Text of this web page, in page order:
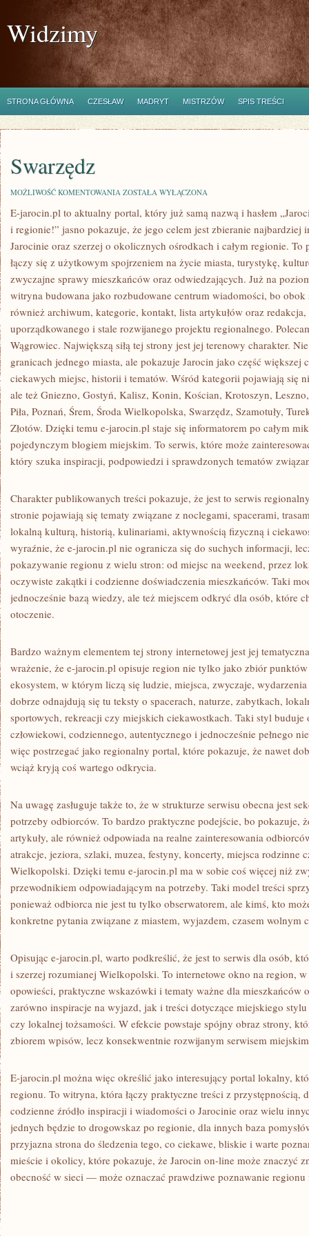
Widzimy
STRONA GŁÓWNA CZESŁAW MADRYT MISTRZÓW SPIS TREŚCI
Swarzędz
MOŻLIWOŚĆ KOMENTOWANIA SWARZĘDZ
ZOSTAŁA WYŁĄCZONA
E-jarocin.pl to aktualny portal, który już samą nazwą i hasłem
i regionie!” jasno pokazuje, że jego celem jest zbieranie najbardziej
Jarocinie oraz szerzej o okolicznych ośrodkach i całym regionie.
łączy się z użytkowym spojrzeniem na życie miasta, turystykę,
zwyczajne sprawy mieszkańców oraz odwiedzających. Już na
witryna budowana jako rozbudowane centrum wiadomości, bo obok
również archiwum, kategorie, kontakt, lista artykułów oraz
uporządkowanego i stale rozwijanego projektu regionalnego.
Wągrowiec. Największą siłą tej strony jest jej terenowy charakter.
granicach jednego miasta, ale pokazuje Jarocin jako część większej
ciekawych miejsc, historii i tematów. Wśród kategorii pojawiają się
ale też Gniezno, Gostyń, Kalisz, Konin, Kościan, Krotoszyn,
Piła, Poznań, Śrem, Środa Wielkopolska, Swarzędz, Szamotuły,
Złotów. Dzięki temu e-jarocin.pl staje się informatorem po całym
pojedynczym blogiem miejskim. To serwis, które może
który szuka inspiracji, podpowiedzi i sprawdzonych tematów
Charakter publikowanych treści pokazuje, że jest to serwis
stronie pojawiają się tematy związane z noclegami, spacerami,
lokalną kulturą, historią, kulinariami, aktywnością fizyczną i
wyraźnie, że e-jarocin.pl nie ogranicza się do suchych informacji,
pokazywanie regionu z wielu stron: od miejsc na weekend, przez
oczywiste zakątki i codzienne doświadczenia mieszkańców. Taki
jednocześnie bazą wiedzy, ale też miejscem odkryć dla osób, które
otoczenie.
Bardzo ważnym elementem tej strony internetowej jest jej
wrażenie, że e-jarocin.pl opisuje region nie tylko jako zbiór
ekosystem, w którym liczą się ludzie, miejsca, zwyczaje, wydarzenia
dobrze odnajdują się tu teksty o spacerach, naturze, zabytkach,
sportowych, rekreacji czy miejskich ciekawostkach. Taki styl buduje
człowiekowi, codziennego, autentycznego i jednocześnie pełnego
więc postrzegać jako regionalny portal, które pokazuje, że nawet
wciąż kryją coś wartego odkrycia.
Na uwagę zasługuje także to, że w strukturze serwisu obecna jest
potrzeby odbiorców. To bardzo praktyczne podejście, bo pokazuje,
artykuły, ale również odpowiada na realne zainteresowania
atrakcje, jeziora, szlaki, muzea, festyny, koncerty, miejsca rodzinne
Wielkopolski. Dzięki temu e-jarocin.pl ma w sobie coś więcej niż
przewodnikiem odpowiadającym na potrzeby. Taki model treści
ponieważ odbiorca nie jest tu tylko obserwatorem, ale kimś, kto
konkretne pytania związane z miastem, wyjazdem, czasem wolnym
Opisując e-jarocin.pl, warto podkreślić, że jest to serwis dla osób,
i szerzej rozumianej Wielkopolski. To internetowe okno na region,
opowieści, praktyczne wskazówki i tematy ważne dla mieszkańców
zarówno inspiracje na wyjazd, jak i treści dotyczące miejskiego
czy lokalnej tożsamości. W efekcie powstaje spójny obraz strony,
zbiorem wpisów, lecz konsekwentnie rozwijanym serwisem
E-jarocin.pl można więc określić jako interesujący portal lokalny,
regionu. To witryna, która łączy praktyczne treści z przystępnością,
codzienne źródło inspiracji i wiadomości o Jarocinie oraz wielu
jednych będzie to drogowskaz po regionie, dla innych baza
przyjazna strona do śledzenia tego, co ciekawe, bliskie i warte
mieście i okolicy, które pokazuje, że Jarocin on-line może znaczyć
obecność w sieci — może oznaczać prawdziwe poznawanie regionu